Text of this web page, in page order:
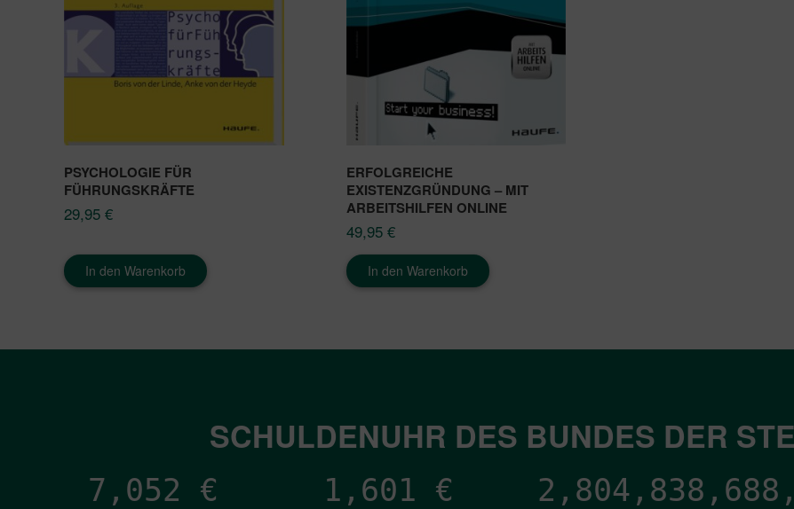
PSYCHOLOGIE FÜR
FÜHRUNGSKRÄFTE
29,95 €
In den Warenkorb
ERFOLGREICHE
EXISTENZGRÜNDUNG – MIT
ARBEITSHILFEN ONLINE
49,95 €
In den Warenkorb
SCHULDENUHR DES BUNDES DER
7,052 € 1,601 €